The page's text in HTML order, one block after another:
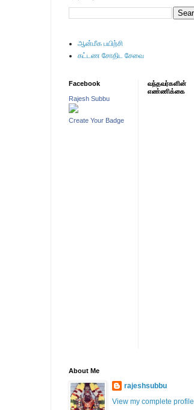
ஆன்மீக பயிற்சி
கட்டண சோதிட சேவை
Facebook
Rajesh Subbu
Create Your Badge
வந்தவர்களின்
எண்ணிக்கை
About Me
rajeshsubbu
View my complete profile